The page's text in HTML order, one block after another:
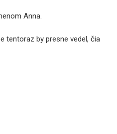
Anna.
tentoraz by presne vedel, čia